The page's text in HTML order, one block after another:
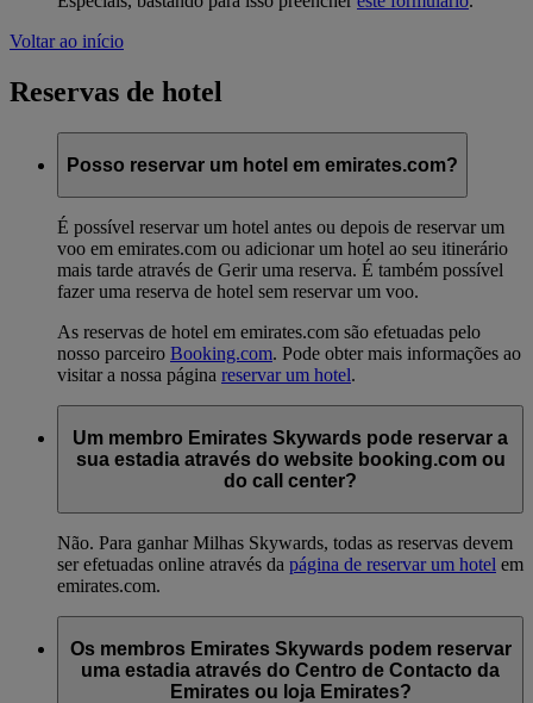
Voltar ao início
Reservas de hotel
Posso reservar um hotel em emirates.com?
É possível reservar um hotel antes ou depois de reservar um
voo em emirates.com ou adicionar um hotel ao seu itinerário
mais tarde através de Gerir uma reserva. É também possível
fazer uma reserva de hotel sem reservar um voo.
As reservas de hotel em emirates.com são efetuadas pelo
nosso parceiro Booking.com. Pode obter mais informações ao
visitar a nossa página reservar um hotel.
Um membro Emirates Skywards pode reservar a
sua estadia através do website booking.com ou
do call center?
Não. Para ganhar Milhas Skywards, todas as reservas devem
ser efetuadas online através da página de reservar um hotel em
emirates.com.
Os membros Emirates Skywards podem reservar
uma estadia através do Centro de Contacto da
Emirates ou loja Emirates?